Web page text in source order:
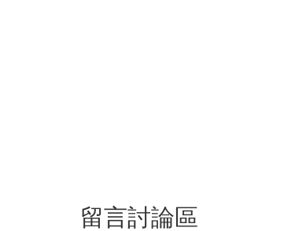
留言討論區